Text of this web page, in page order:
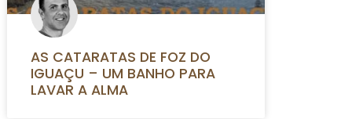
AS CATARATAS DE FOZ DO
IGUAÇU – UM BANHO PARA
LAVAR A ALMA